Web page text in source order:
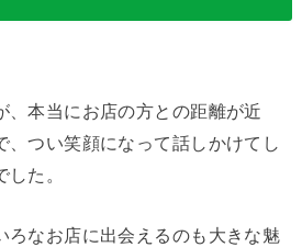
、本当にお店の方との距離が近
、つい笑顔になって話しかけてし
た。
ろなお店に出会えるのも大きな魅